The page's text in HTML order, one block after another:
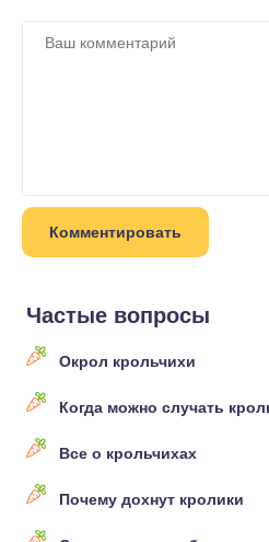
Частые вопросы
Окрол крольчихи
Когда можно случать
Все о крольчихах
Почему дохнут кролики